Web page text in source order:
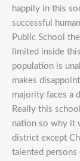
happily in this
successful
Public School
limited inside
population is
makes
majority faces a
Really this
nation so why it
district except
talented persons